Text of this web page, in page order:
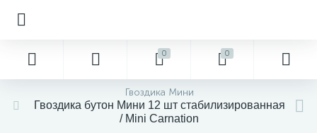
0 0
Гвоздика Мини
Гвоздика бутон Мини 12 шт стабилизированная
/ Mini Carnation